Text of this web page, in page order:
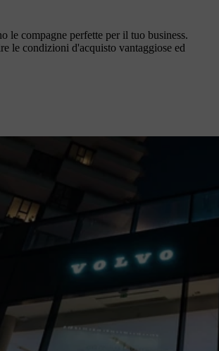
le compagne perfette per il tuo business.
le condizioni d'acquisto vantaggiose ed